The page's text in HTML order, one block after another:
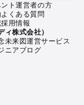
ト運営者の方
よくある質問
採用情報
株式会社）
未来図運営サービス
ニアブログ